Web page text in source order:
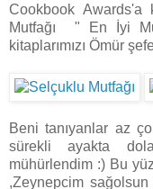
Cookbook Awards'a
Mutfağı " En İyi
kitaplarımızı Ömür
Beni tanıyanlar az
sürekli ayakta
mühürlendim :) Bu
,Zeynepcim